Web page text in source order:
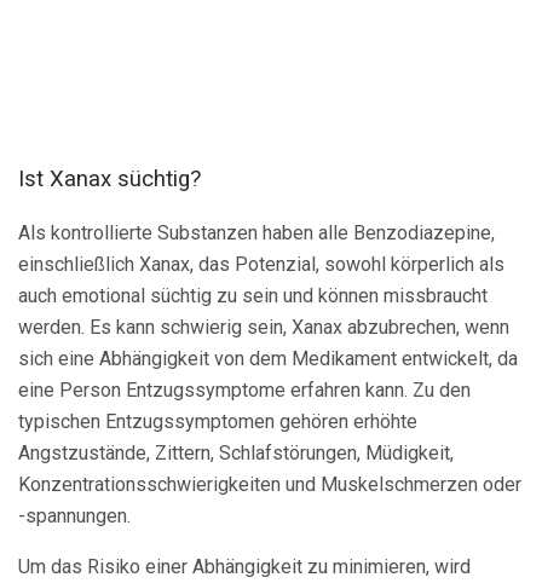
Ist Xanax süchtig?
Als kontrollierte Substanzen haben alle Benzodiazepine,
einschließlich Xanax, das Potenzial, sowohl körperlich als
auch emotional süchtig zu sein und können missbraucht
werden. Es kann schwierig sein, Xanax abzubrechen, wenn
sich eine Abhängigkeit von dem Medikament entwickelt, da
eine Person Entzugssymptome erfahren kann. Zu den
typischen Entzugssymptomen gehören erhöhte
Angstzustände, Zittern, Schlafstörungen, Müdigkeit,
Konzentrationsschwierigkeiten und Muskelschmerzen oder
-spannungen.
Um das Risiko einer Abhängigkeit zu minimieren, wird